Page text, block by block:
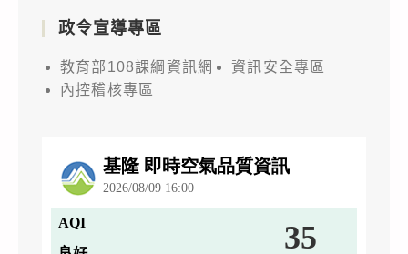
政令宣導專區
教育部108課綱資訊網
資訊安全專區
內控稽核專區